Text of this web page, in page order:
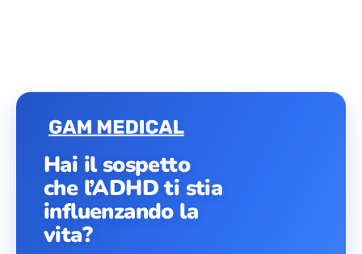
Hai il sospetto
che l’ADHD ti stia
influenzando la
vita?